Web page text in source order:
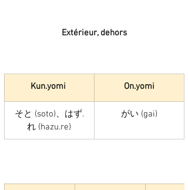
Extérieur, dehors
Kun.yomi On.yomi
そと (soto)、はず.
れ (hazu.re)
がい (gai)